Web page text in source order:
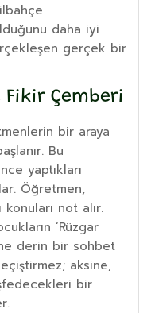
daha iyi
gerçek bir
Fikir Çemberi
bir araya
Bu
yaptıkları
Öğretmen,
not alır.
‘Rüzgar
derin bir sohbet
aksine,
bir